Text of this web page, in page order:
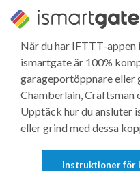
Hoppa
till
innehållNär du har IFTTT-appen
ismartgate är 100%
garageportöppnare eller
Chamberlain, Craftsman
Upptäck hur du ansluter
eller grind med dessa
Instruktioner för